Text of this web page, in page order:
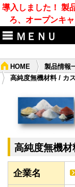
導入しました！ 製
ろ、オープンキ
ＭＥＮＵ
HOME 製品情報
高純度無機材料 / カ
高純度無機
企業名